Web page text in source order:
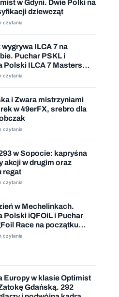
w Gdyni. Dwie Polki na
dziewcząt
czytania
ILCA 7 na
Puchar PSKL i
Polski ILCA 7 Masters
czytania
i Zwara mistrzyniami
w 49erFX, srebro dla
czytania
w Sopocie: kapryśna
akcji w drugim oraz
regat
czytania
w Mechelinkach.
Polski iQFOiL i Puchar
Race na początku
czytania
Europy w klasie Optimist
Gdańską. 292